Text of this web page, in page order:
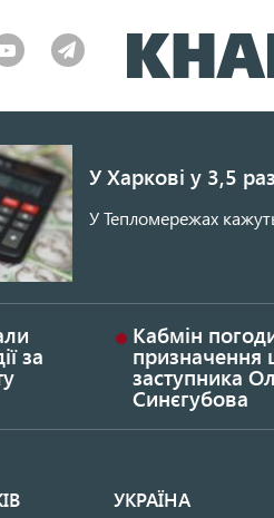
У Харкові у 3,5
У Тепломережах
за
Кабмін
призначення
заступника
Синєгубова
УКРАЇНА